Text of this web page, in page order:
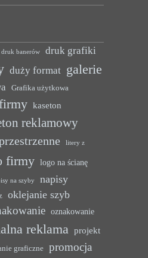
druk banerów druk grafiki
duży format galerie
Grafika użytkowa
kaseton
reklamowy
litery z
firmy logo na ścianę
na szyby
napisy
oklejanie szyb
oznakowanie
reklama projekt
graficzne
promocja